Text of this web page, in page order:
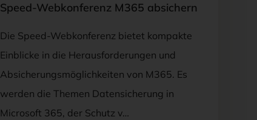
Speed-Webkonferenz M365 absichern
Die Speed-Webkonferenz bietet kompakte
Einblicke in die Herausforderungen und
Absicherungsmöglichkeiten von M365. Es
werden die Themen Datensicherung in
Microsoft 365, der Schutz v…